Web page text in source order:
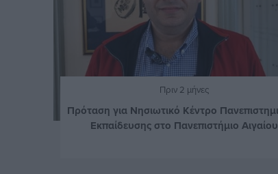
Πριν 2 μήνες
Πρόταση για Νησιωτικό Κέντρο
Εκπαίδευσης στο Πανεπιστήμιο Αιγαίου